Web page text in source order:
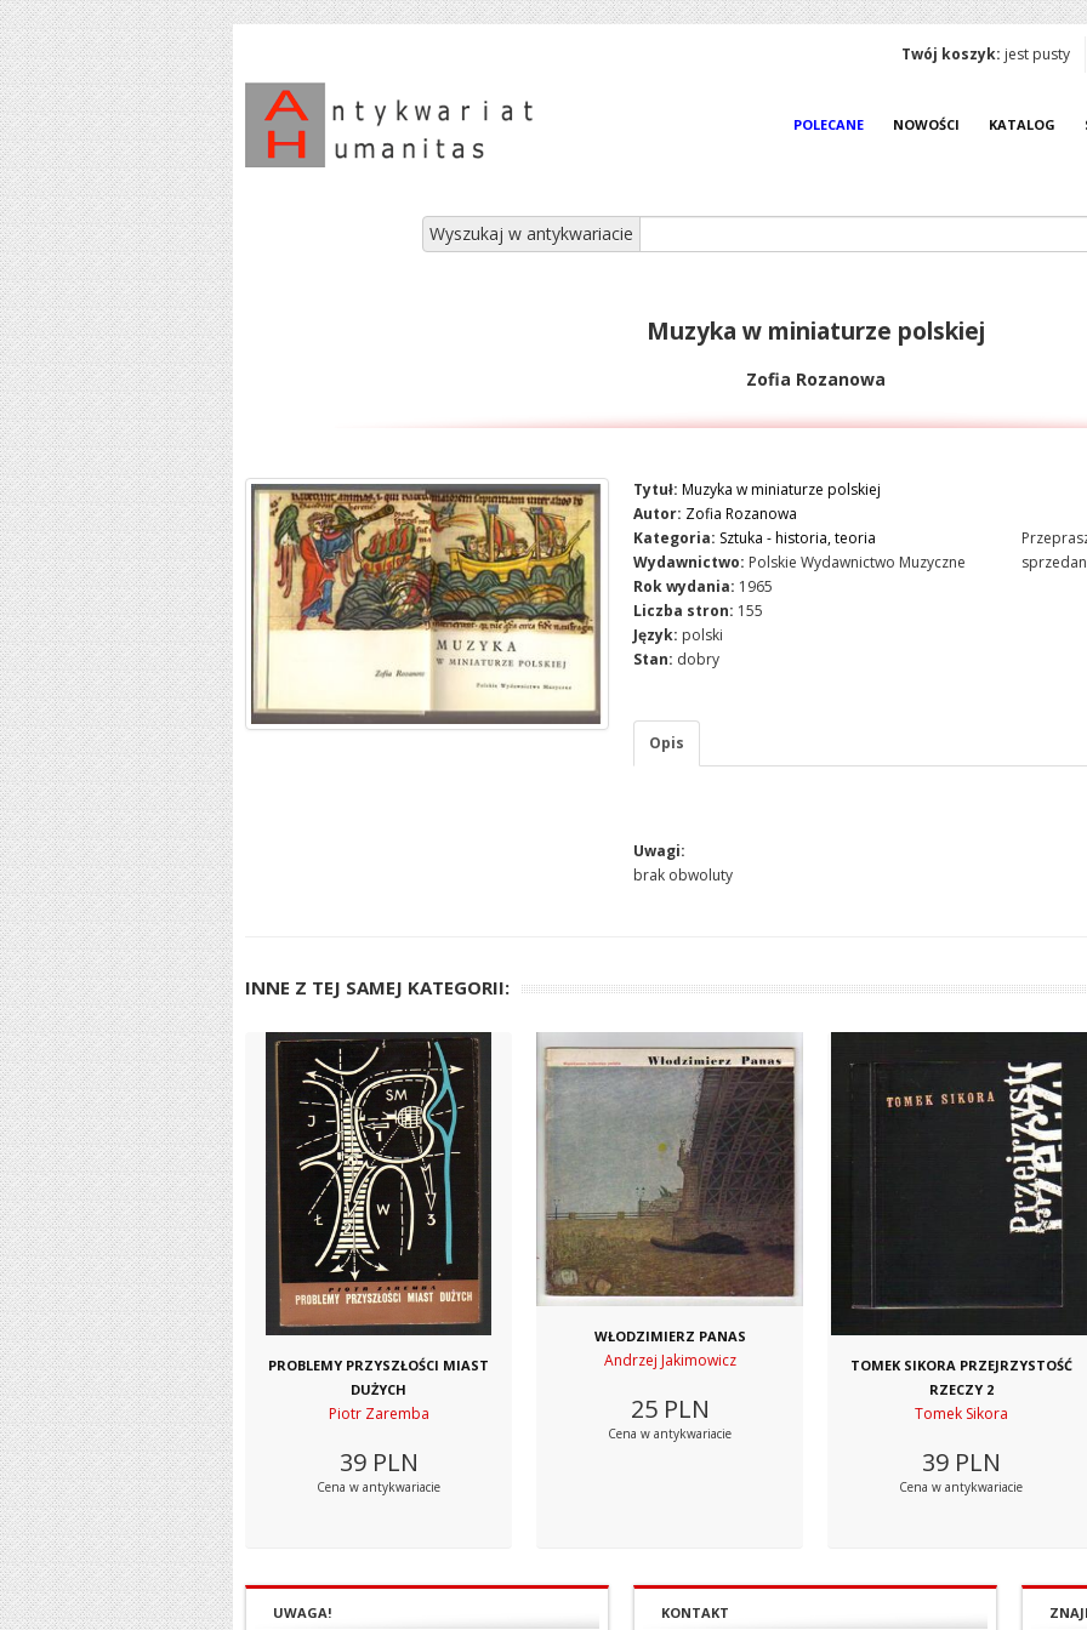
Twój koszyk: jest pusty
POLECANE NOWOŚCI KATALOG
Wyszukaj w antykwariacie
Muzyka w miniaturze polskiej
Zofia Rozanowa
Tytuł: Muzyka w miniaturze polskiej
Autor: Zofia Rozanowa
Kategoria: Sztuka - historia, teoria
Wydawnictwo: Polskie Wydawnictwo Muzyczne
Rok wydania: 1965
Liczba stron: 155
Język: polski
Stan: dobry
Opis
Uwagi:
brak obwoluty
INNE Z TEJ SAMEJ KATEGORII:
PROBLEMY PRZYSZŁOŚCI MIAST
DUŻYCH
Piotr Zaremba
39 PLN
Cena w antykwariacie
WŁODZIMIERZ PANAS
Andrzej Jakimowicz
25 PLN
Cena w antykwariacie
TOMEK SIKORA PRZEJRZYSTOŚĆ
RZECZY 2
Tomek Sikora
39 PLN
Cena w antykwariacie
UWAGA! KONTAKT